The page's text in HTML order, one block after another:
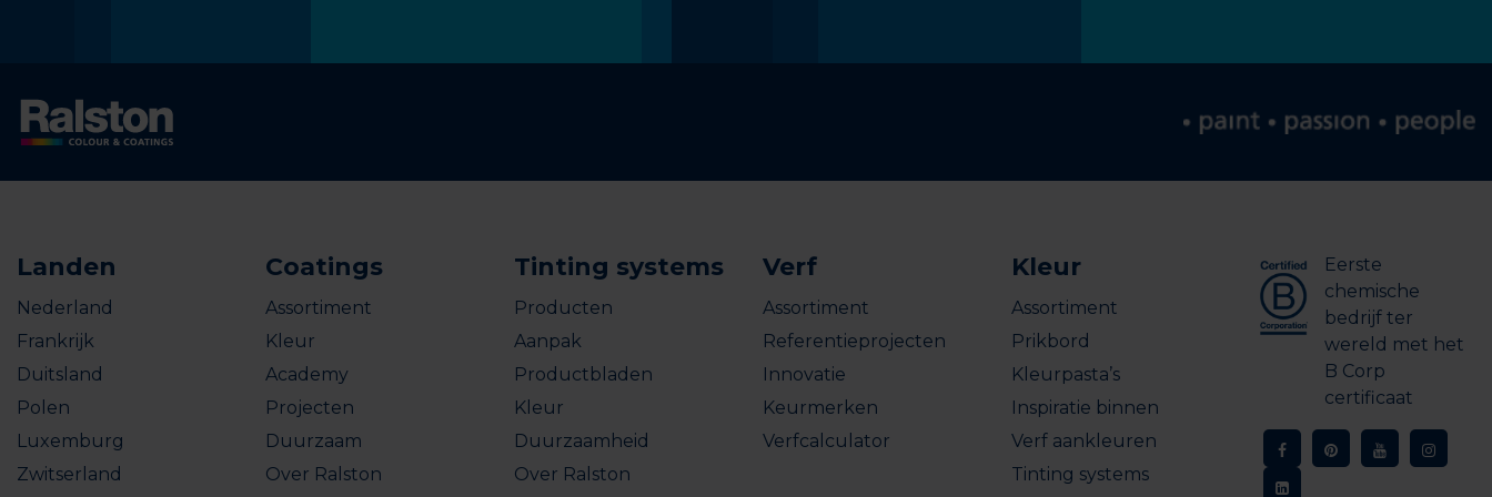
Landen
Nederland
Frankrijk
Duitsland
Polen
Luxemburg
Zwitserland
Coatings
Assortiment
Kleur
Academy
Projecten
Duurzaam
Over Ralston
Tinting systems
Producten
Aanpak
Productbladen
Kleur
Duurzaamheid
Over Ralston
Verf
Assortiment
Referentieprojecten
Innovatie
Keurmerken
Verfcalculator
Kleur
Assortiment
Prikbord
Kleurpasta’s
Inspiratie binnen
Verf aankleuren
Tinting systems
Eerste
chemische
bedrijf ter
wereld met het
B Corp
certificaat